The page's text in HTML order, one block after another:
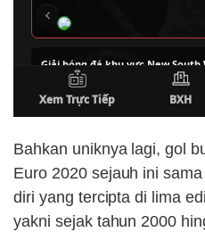
Bahkan uniknya lagi, gol
Euro 2020 sejauh ini
diri yang tercipta di lima
yakni sejak tahun 2000